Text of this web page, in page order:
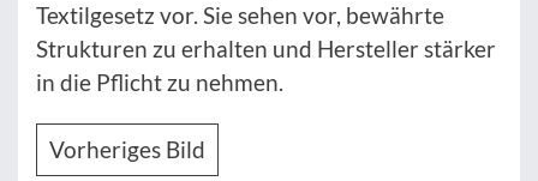
Textilgesetz vor. Sie sehen vor, bewährte
Strukturen zu erhalten und Hersteller stärker
in die Pflicht zu nehmen.
Vorheriges Bild